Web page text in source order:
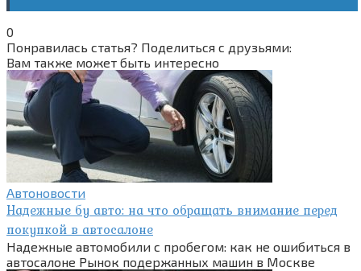
0
Понравилась статья? Поделиться с друзьями:
Вам также может быть интересно
Автоновости
Надежные бу авто: на что обращать внимание перед
покупкой в автосалоне
Надежные автомобили с пробегом: как не ошибиться в
автосалоне Рынок подержанных машин в Москве